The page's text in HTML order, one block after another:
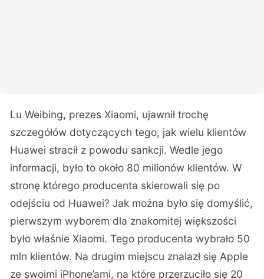
Lu Weibing, prezes Xiaomi, ujawnił trochę
szczegółów dotyczących tego, jak wielu klientów
Huawei stracił z powodu sankcji. Wedle jego
informacji, było to około 80 milionów klientów. W
stronę którego producenta skierowali się po
odejściu od Huawei? Jak można było się domyślić,
pierwszym wyborem dla znakomitej większości
było właśnie Xiaomi. Tego producenta wybrało 50
mln klientów. Na drugim miejscu znalazł się Apple
ze swoimi iPhone’ami, na które przerzuciło się 20